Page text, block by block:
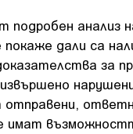
подробен анализ
дали са
за
отправени,
имат